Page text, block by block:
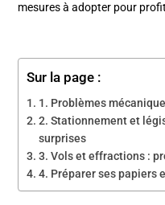
mesures à adopter pour
Sur la page :
1. Problèmes
2. Stationnement et
surprises
3. Vols et effractions :
4. Préparer ses papiers